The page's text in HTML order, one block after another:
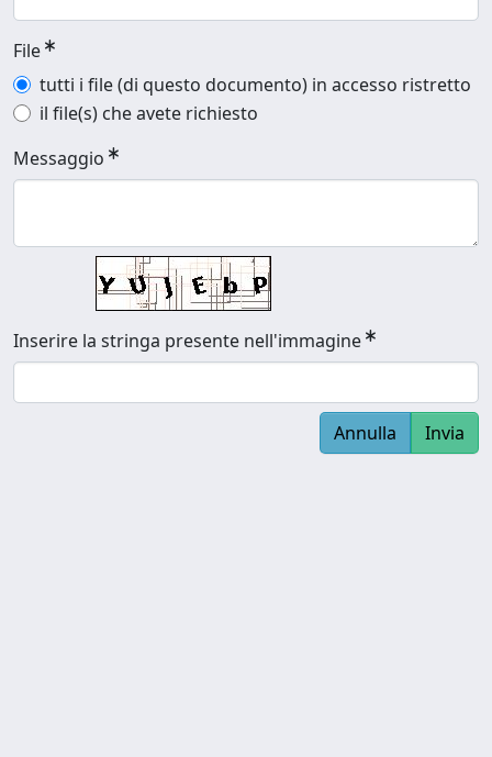
File
tutti i file (di questo documento) in accesso ristretto
il file(s) che avete richiesto
Messaggio
Inserire la stringa presente nell'immagine
Annulla Invia